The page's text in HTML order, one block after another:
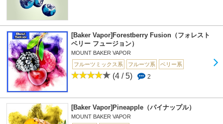
[Baker Vapor]Forestberry Fusion（フォレスト
ベリー フュージョン）
MOUNT BAKER VAPOR
フルーツミックス系
フルーツ系 ベリー系
(4 / 5) 2
[Baker Vapor]Pineapple（パイナップル）
MOUNT BAKER VAPOR